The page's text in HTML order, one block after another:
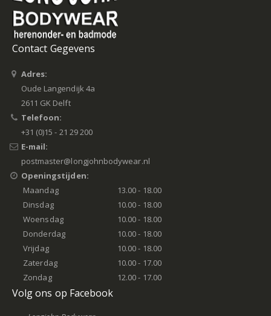
Contact Gegevens
Adres:
Oude Langendijk 4a
2611 GK Delft
Telefoon:
+31 (0)15 - 21 29 200
E-mail:
postmaster@longjohnbodywear.nl
Openingstijden:
Maandag
13.00 - 18.00
Dinsdag
10.00 - 18.00
Woensdag
10.00 - 18.00
Donderdag
10.00 - 18.00
Vrijdag
10.00 - 18.00
Zaterdag
10.00 - 17.00
Zondag
12.00 - 17.00
Volg ons op Facebook